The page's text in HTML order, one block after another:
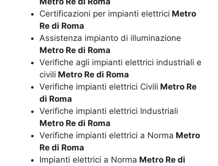
Certificazioni per impianti elettrici Metro
Re di Roma
Assistenza impianto di illuminazione
Metro Re di Roma
Verifiche agli impianti elettrici industriali e
civili Metro Re di Roma
Verifiche impianti elettrici Civili Metro Re
di Roma
Verifiche impianti elettrici Industriali
Metro Re di Roma
Verifiche impianti elettrici a Norma Metro
Re di Roma
Impianti elettrici a Norma Metro Re di